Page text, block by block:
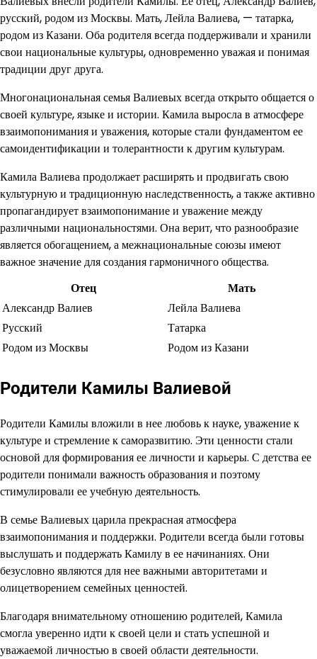
русский, родом из Москвы. Мать, Лейла Валиева, — татарка,
родом из Казани. Оба родителя всегда поддерживали и хранили
свои национальные культуры, одновременно уважая и понимая
традиции друг друга.
Многонациональная семья Валиевых всегда открыто общается о
своей культуре, языке и истории. Камила выросла в атмосфере
взаимопонимания и уважения, которые стали фундаментом ее
самоидентификации и толерантности к другим культурам.
Камила Валиева продолжает расширять и продвигать свою
культурную и традиционную наследственность, а также активно
пропагандирует взаимопонимание и уважение между
различными национальностями. Она верит, что разнообразие
является обогащением, а межнациональные союзы имеют
важное значение для создания гармоничного общества.
Отец
Мать
Александр Валиев
Лейла Валиева
Русский
Татарка
Родом из Москвы
Родом из Казани
Родители Камилы Валиевой
Родители Камилы вложили в нее любовь к науке, уважение к
культуре и стремление к саморазвитию. Эти ценности стали
основой для формирования ее личности и карьеры. С детства ее
родители понимали важность образования и поэтому
стимулировали ее учебную деятельность.
В семье Валиевых царила прекрасная атмосфера
взаимопонимания и поддержки. Родители всегда были готовы
выслушать и поддержать Камилу в ее начинаниях. Они
безусловно являются для нее важными авторитетами и
олицетворением семейных ценностей.
Благодаря внимательному отношению родителей, Камила
смогла уверенно идти к своей цели и стать успешной и
уважаемой личностью в своей области деятельности.